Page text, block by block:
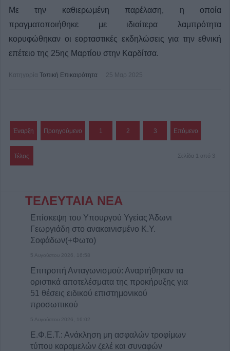
Με την καθιερωμένη παρέλαση, η οποία
πραγματοποιήθηκε με ιδιαίτερα λαμπρότητα
κορυφώθηκαν οι εορταστικές εκδηλώσεις για την εθνική
επέτειο της 25ης Μαρτίου στην Καρδίτσα.
Κατηγορία Τοπική Επικαιρότητα 25 Μαρ 2025
Έναρξη Προηγούμενο 1 2 3 Επόμενο
Τέλος Σελίδα 1 από 3
ΤΕΛΕΥΤΑΙΑ ΝΕΑ
Επίσκεψη του Υπουργού Υγείας Άδωνι
Γεωργιάδη στο ανακαινισμένο Κ.Y.
Σοφάδων(+Φωτο)
5 Αυγούστου 2026, 16:58
Επιτροπή Ανταγωνισμού: Αναρτήθηκαν τα
οριστικά αποτελέσματα της προκήρυξης για
51 θέσεις ειδικού επιστημονικού
προσωπικού
5 Αυγούστου 2026, 16:02
Ε.Φ.Ε.Τ.: Ανάκληση μη ασφαλών τροφίμων
τύπου καραμελών ζελέ και συναφών